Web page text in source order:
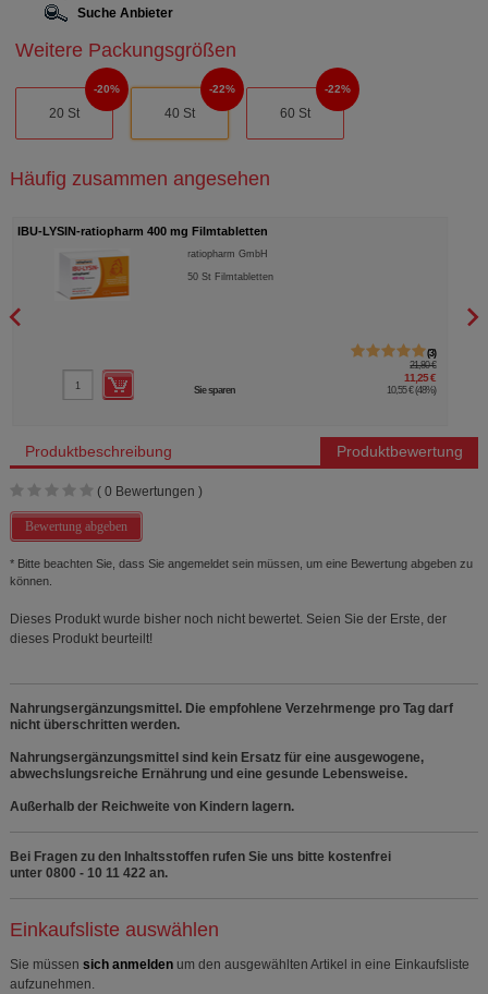
Suche Anbieter
Weitere Packungsgrößen
20 St
20%
40 St
22%
60 St
22%
Häufig zusammen angesehen
IBU-LYSIN-ratiopharm 400 mg Filmtabletten
ratiopharm GmbH
50St Filmtabletten
3
21,80 €
11,25 €
Sie sparen 10,55 € (48%)
Produktbeschreibung Produktbewertung
( 0 Bewertungen )
Bewertung abgeben
* Bitte beachten Sie, dass Sie angemeldet sein müssen, um eine Bewertung abgeben zu
können.
Dieses Produkt wurde bisher noch nicht bewertet. Seien Sie der Erste, der
dieses Produkt beurteilt!
Nahrungsergänzungsmittel. Die empfohlene Verzehrmenge pro Tag darf
nicht überschritten werden.
Nahrungsergänzungsmittel sind kein Ersatz für eine ausgewogene,
abwechslungsreiche Ernährung und eine gesunde Lebensweise.
Außerhalb der Reichweite von Kindern lagern.
Bei Fragen zu den Inhaltsstoffen rufen Sie uns bitte kostenfrei
unter 0800 - 10 11 422 an.
Einkaufsliste auswählen
Sie müssen sich anmelden um den ausgewählten Artikel in eine Einkaufsliste
aufzunehmen.